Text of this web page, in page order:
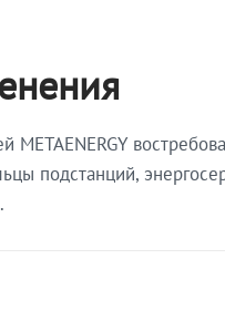
METAENERGY
подстанций,